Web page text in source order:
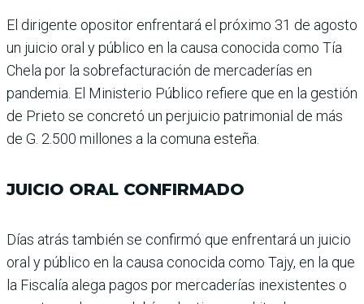
El dirigente opositor enfren­tará el próximo 31 de agosto
un juicio oral y público en la causa conocida como Tía
Chela por la sobrefacturación de mercaderías en
pandemia. El Ministerio Público refiere que en la gestión
de Prieto se concretó un perjuicio patri­monial de más
de G. 2.500 millones a la comuna esteña.
JUICIO ORAL CONFIRMADO
Días atrás también se con­firmó que enfrentará un juicio
oral y público en la causa conocida como Tajy, en la que
la Fiscalía alega pagos por mercaderías inexistentes o